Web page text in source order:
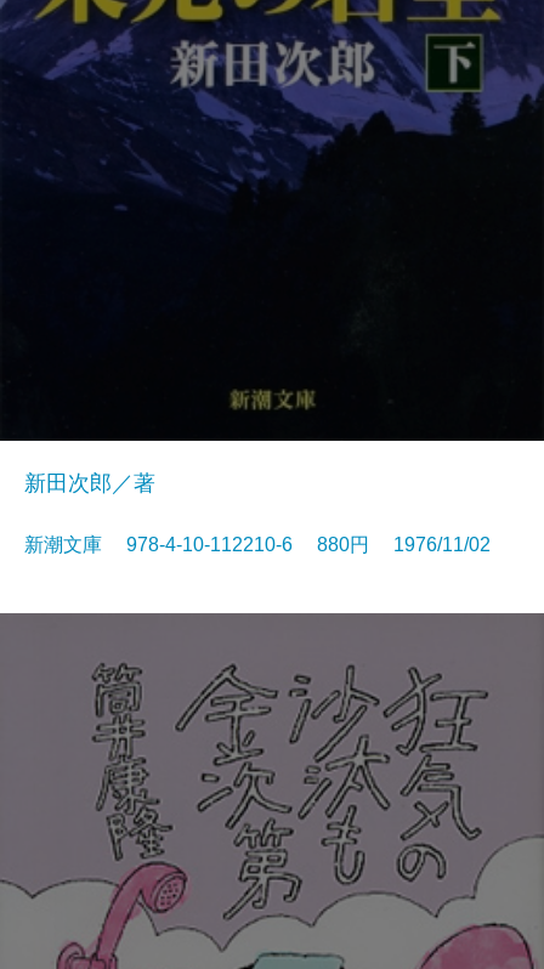
新田次郎／著
新潮文庫 978-4-10-112210-6 880円 1976/11/02